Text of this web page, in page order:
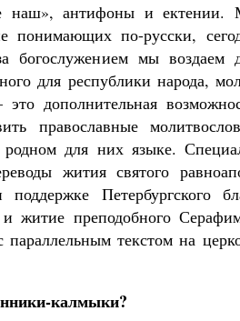
наш», антифоны и
по-русски,
богослужением мы воздаем
для республики народа,
дополнительная
православные
для них языке.
жития святого
Петербургского
житие преподобного
текстом на
калмыки?